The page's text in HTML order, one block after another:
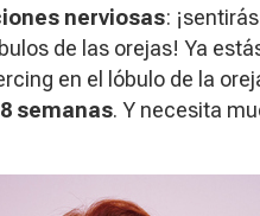
nerviosas:
de las orejas! Ya
en el lóbulo de la
semanas. Y necesita